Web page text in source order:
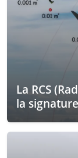
La RCS
la